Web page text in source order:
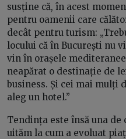
susține că, în acest
pentru oamenii care
decât pentru turism:
locului că în București nu
vin în orașele
neapărat o destinație de
business. Și cei mai mulți
aleg un hotel.”
Tendința este însă una de
uităm la cum a evoluat